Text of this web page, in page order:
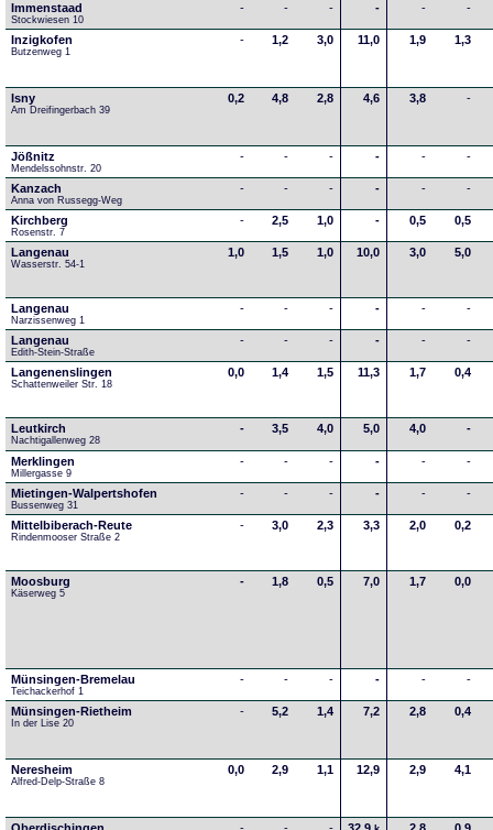
Immenstaad
Stockwiesen 10
- - - - - -
Inzigkofen
Butzenweg 1
- 1,2 3,0 11,0 1,9 1,3
Isny
Am Dreifingerbach 39
0,2 4,8 2,8 4,6 3,8 -
Jößnitz
Mendelssohnstr. 20
- - - - - -
Kanzach
Anna von Russegg-Weg
- - - - - -
Kirchberg
Rosenstr. 7
- 2,5 1,0 - 0,5 0,5
Langenau
Wasserstr. 54-1
1,0 1,5 1,0 10,0 3,0 5,0
Langenau
Narzissenweg 1
- - - - - -
Langenau
Edith-Stein-Straße
- - - - - -
Langenenslingen
Schattenweiler Str. 18
0,0 1,4 1,5 11,3 1,7 0,4
Leutkirch
Nachtigallenweg 28
- 3,5 4,0 5,0 4,0 -
Merklingen
Millergasse 9
- - - - - -
Mietingen-Walpertshofen
Bussenweg 31
- - - - - -
Mittelbiberach-Reute
Rindenmooser Straße 2
- 3,0 2,3 3,3 2,0 0,2
Moosburg
Käserweg 5
- 1,8 0,5 7,0 1,7 0,0
Münsingen-Bremelau
Teichackerhof 1
- - - - - -
Münsingen-Rietheim
In der Lise 20
- 5,2 1,4 7,2 2,8 0,4
Neresheim
Alfred-Delp-Straße 8
0,0 2,9 1,1 12,9 2,9 4,1